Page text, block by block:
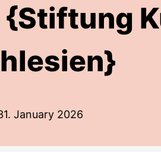
{Stiftung
January 2026